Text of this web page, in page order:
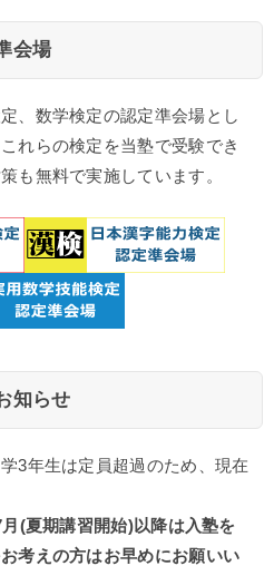
会場
、数学検定の認定準会場とし
れらの検定を当塾で受験でき
も無料で実施しています。
知らせ
3年生は定員超過のため、現在
(夏期講習開始)以降は入塾を
考えの方はお早めにお願いい